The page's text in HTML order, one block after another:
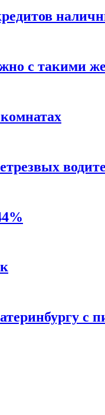
с такими
с